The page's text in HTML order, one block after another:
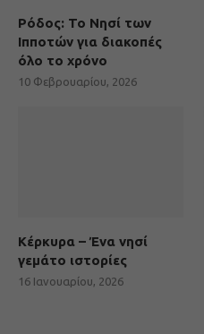
Ρόδος: Το Νησί των
Ιπποτών για διακοπές
όλο το χρόνο
10 Φεβρουαρίου, 2026
Κέρκυρα – Ένα νησί
γεμάτο ιστορίες
16 Ιανουαρίου, 2026